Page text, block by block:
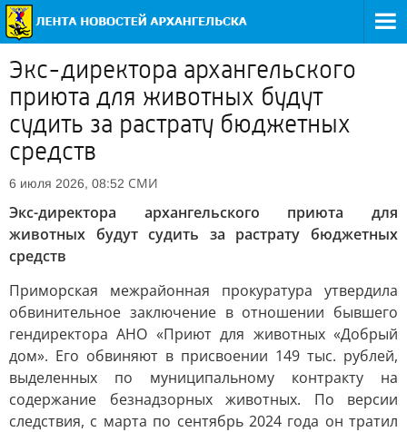
Экс-директора архангельского
приюта для животных будут
судить за растрату бюджетных
средств
6 июля 2026, 08:52 СМИ
Экс-директора архангельского приюта для
животных будут судить за растрату бюджетных
средств
Приморская межрайонная прокуратура утвердила
обвинительное заключение в отношении бывшего
гендиректора АНО «Приют для животных «Добрый
дом». Его обвиняют в присвоении 149 тыс. рублей,
выделенных по муниципальному контракту на
содержание безнадзорных животных. По версии
следствия, с марта по сентябрь 2024 года он тратил